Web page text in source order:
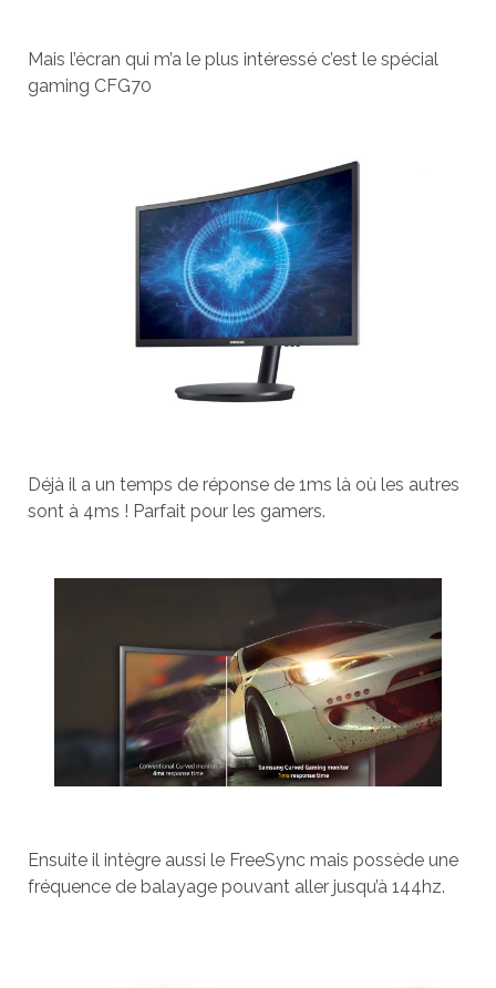
Mais l’écran qui m’a le plus intéressé c’est le spécial
gaming CFG70
Déjà il a un temps de réponse de 1ms là où les autres
sont à 4ms ! Parfait pour les gamers.
Ensuite il intègre aussi le FreeSync mais possède une
fréquence de balayage pouvant aller jusqu’à 144hz.